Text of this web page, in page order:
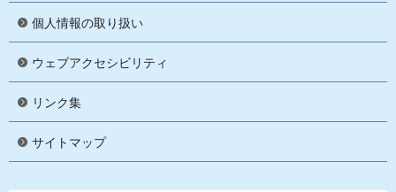
個人情報の取り扱い
ウェブアクセシビリティ
リンク集
サイトマップ